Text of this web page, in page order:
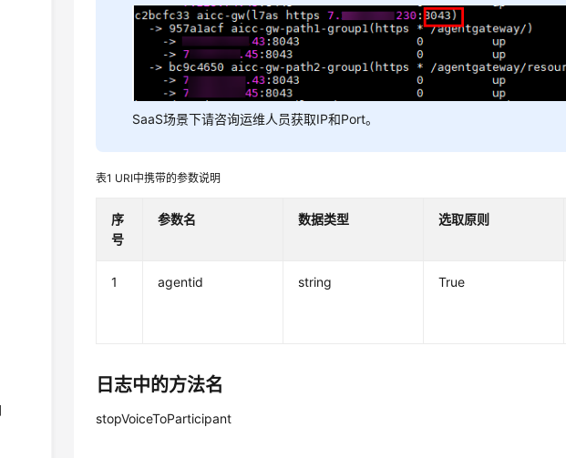
SaaS场景下请咨询运维人员获取IP和Port。
表1 URI中携带的参数说明
序
号
参数名 数据类型 选取原则
1 agentid string True
日志中的方法名
stopVoiceToParticipant